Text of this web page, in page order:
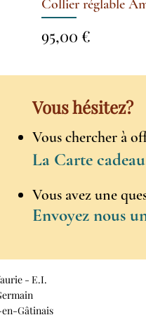
Collier réglable
Prix
95,00 €
Vous hésitez?
Vous chercher à
La Carte
Vous avez une
Envoyez nous
- E.I.
en-Gâtinais